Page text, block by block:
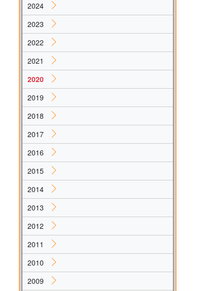
2024
2023
2022
2021
2020
2019
2018
2017
2016
2015
2014
2013
2012
2011
2010
2009